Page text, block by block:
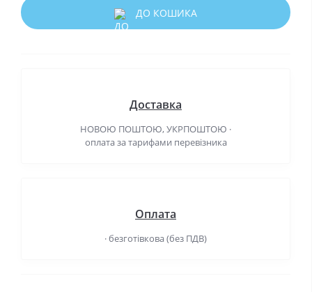
ДО КОШИКА
Доставка
НОВОЮ ПОШТОЮ, УКРПОШТОЮ ·
оплата за тарифами перевізника
Оплата
· безготівкова (без ПДВ)